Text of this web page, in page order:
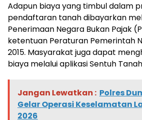
Adapun biaya yang timbul dalam
pendaftaran tanah dibayarkan
Penerimaan Negara Bukan Pajak
ketentuan Peraturan Pemerintah
2015. Masyarakat juga dapat
biaya melalui aplikasi Sentuh
Jangan Lewatkan : Polres
Gelar Operasi Keselamatan
2026